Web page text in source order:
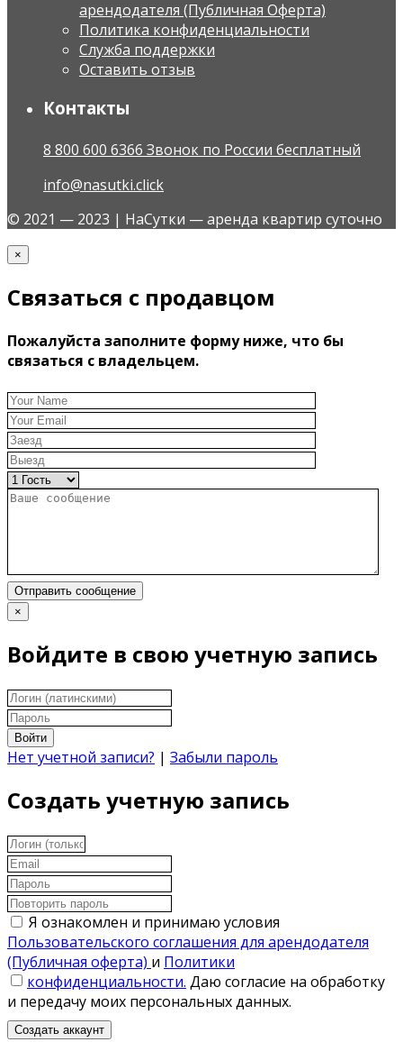
арендодателя (Публичная Оферта)
Политика конфиденциальности
Служба поддержки
Оставить отзыв
Контакты
8 800 600 6366 Звонок по России бесплатный
info@nasutki.click
© 2021 — 2023 | НаСутки — аренда квартир суточно
×
Связаться с продавцом
Пожалуйста заполните форму ниже, что бы
связаться с владельцем.
Отправить сообщение
×
Войдите в свою учетную запись
Войти
Нет учетной записи? | Забыли пароль
Создать учетную запись
Я ознакомлен и принимаю условия
Пользовательского соглашения для арендодателя
(Публичная оферта) и Политики
конфиденциальности. Даю согласие на обработку
и передачу моих персональных данных.
Создать аккаунт